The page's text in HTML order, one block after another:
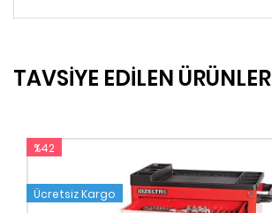
TAVSİYE EDİLEN ÜRÜNLER
%42
Ücretsiz Kargo